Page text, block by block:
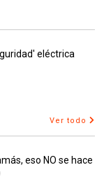
eléctrica
Ver todo
eso NO se hace